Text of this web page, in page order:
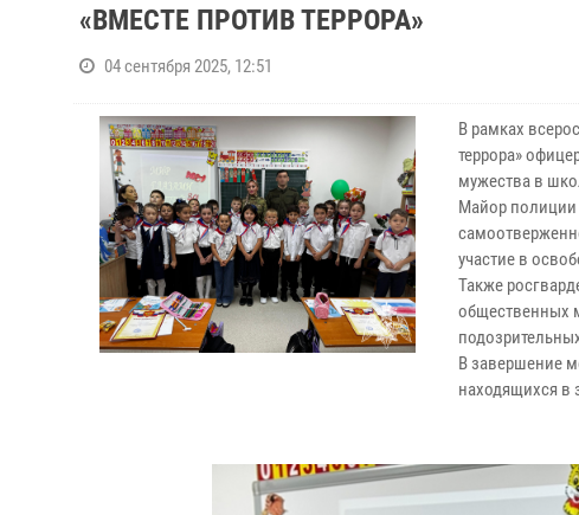
«ВМЕСТЕ ПРОТИВ ТЕРРОРА»
04 сентября 2025, 12:51
В рамках
террора»
мужества в
Майор полиции
участие в
Также
общественных
В завершение
находящихся в